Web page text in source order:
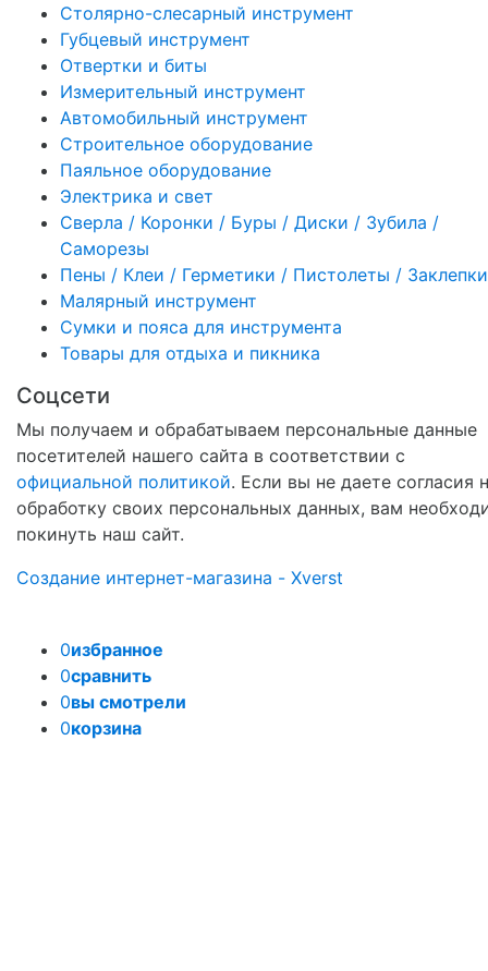
Столярно-слесарный инструмент
Губцевый инструмент
Отвертки и биты
Измерительный инструмент
Автомобильный инструмент
Строительное оборудование
Паяльное оборудование
Электрика и свет
Сверла / Коронки / Буры / Диски / Зубила /
Саморезы
Пены / Клеи / Герметики / Пистолеты / Заклепки
Малярный инструмент
Сумки и пояса для инструмента
Товары для отдыха и пикника
Соцсети
Мы получаем и обрабатываем персональные данные
посетителей нашего сайта в соответствии с
официальной политикой. Если вы не даете согласия
обработку своих персональных данных, вам
покинуть наш сайт.
Создание интернет-магазина - Xverst
0избранное
0сравнить
0вы смотрели
0корзина